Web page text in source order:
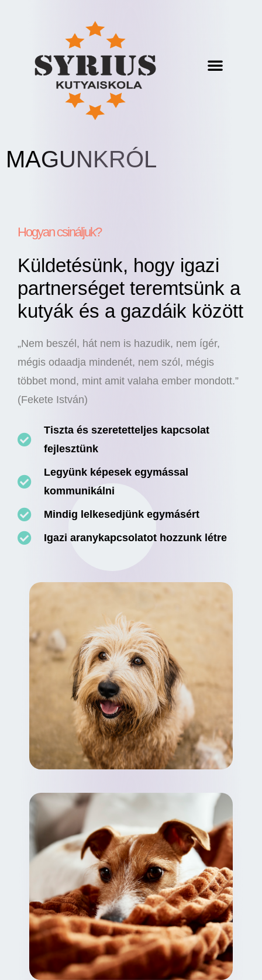
MAGUNKRÓL
Hogyan csináljuk?
Küldetésünk, hogy igazi
partnerséget teremtsünk a
kutyák és a gazdáik között
„Nem beszél, hát nem is hazudik, nem ígér,
mégis odaadja mindenét, nem szól, mégis
többet mond, mint amit valaha ember mondott.”
(Fekete István)
Tiszta és szeretetteljes kapcsolat
fejlesztünk
Legyünk képesek egymással
kommunikálni
Mindig lelkesedjünk egymásért
Igazi aranykapcsolatot hozzunk létre